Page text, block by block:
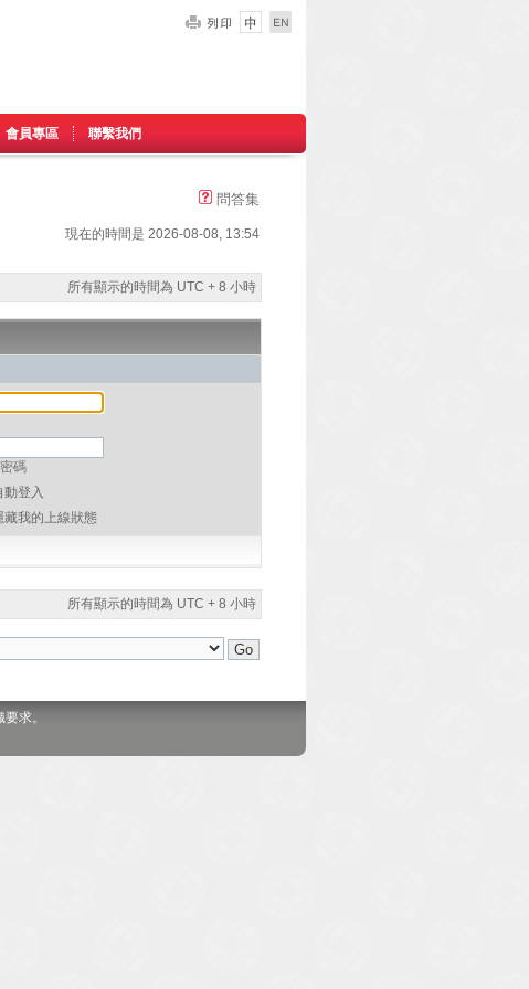
會員專區 聯繫我們
問答集
現在的時間是 2026-08-08, 13:54
所有顯示的時間為 UTC + 8 小時
碼
登入
藏我的上線狀態
所有顯示的時間為 UTC + 8 小時
求。